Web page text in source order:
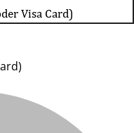
Visa Card)